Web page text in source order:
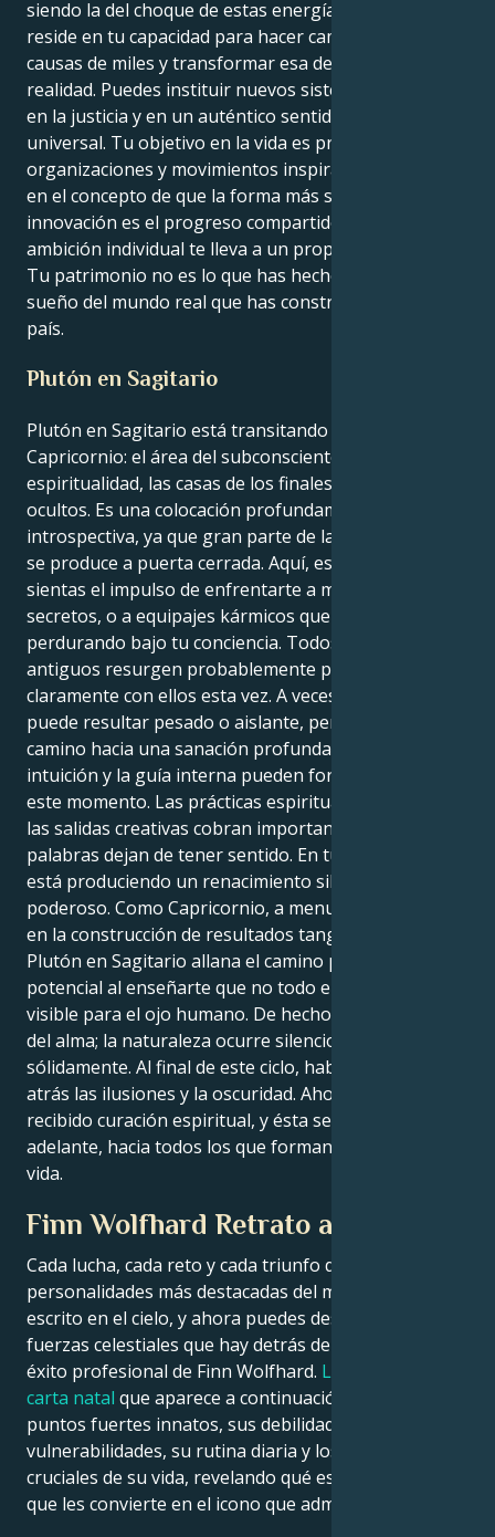
siendo la del choque de estas energías. Tu poder
reside en tu capacidad para hacer campaña por las
causas de miles y transformar esa demanda en
realidad. Puedes instituir nuevos sistemas basados
en la justicia y en un auténtico sentido del deber
universal. Tu objetivo en la vida es producir nuevas
organizaciones y movimientos inspiradores basados
en el concepto de que la forma más significativa de
innovación es el progreso compartido y sentido. Tu
ambición individual te lleva a un propósito universal.
Tu patrimonio no es lo que has hecho, sino el gran
sueño del mundo real que has construido para tu
país.
Plutón en Sagitario
Plutón en Sagitario está transitando tu casa 12,
Capricornio: el área del subconsciente y la
espiritualidad, las casas de los finales y los patrones
ocultos. Es una colocación profundamente
introspectiva, ya que gran parte de la transformación
se produce a puerta cerrada. Aquí, es posible que
sientas el impulso de enfrentarte a miedos y
secretos, o a equipajes kármicos que habían estado
perdurando bajo tu conciencia. Todos los ciclos
antiguos resurgen probablemente para morir
claramente con ellos esta vez. A veces, este proceso
puede resultar pesado o aislante, pero allana el
camino hacia una sanación profunda. Los sueños, la
intuición y la guía interna pueden fortalecerse en
este momento. Las prácticas espirituales, la terapia o
las salidas creativas cobran importancia cuando las
palabras dejan de tener sentido. En tu interior se
está produciendo un renacimiento silencioso pero
poderoso. Como Capricornio, a menudo te centras
en la construcción de resultados tangibles, pero
Plutón en Sagitario allana el camino para un nuevo
potencial al enseñarte que no todo el progreso es
visible para el ojo humano. De hecho, el crecimiento
del alma; la naturaleza ocurre silenciosa pero
sólidamente. Al final de este ciclo, habrás dejado
atrás las ilusiones y la oscuridad. Ahora mismo, has
recibido curación espiritual, y ésta se irradia hacia
adelante, hacia todos los que forman parte de tu
vida.
Finn Wolfhard Retrato astrológico
Cada lucha, cada reto y cada triunfo de las
personalidades más destacadas del mundo está
escrito en el cielo, y ahora puedes descifrar las
fuerzas celestiales que hay detrás del encanto y el
éxito profesional de Finn Wolfhard. La lectura de la
carta natal que aparece a continuación describe sus
puntos fuertes innatos, sus debilidades, sus
vulnerabilidades, su rutina diaria y los momentos
cruciales de su vida, revelando qué es exactamente lo
que les convierte en el icono que admiramos.